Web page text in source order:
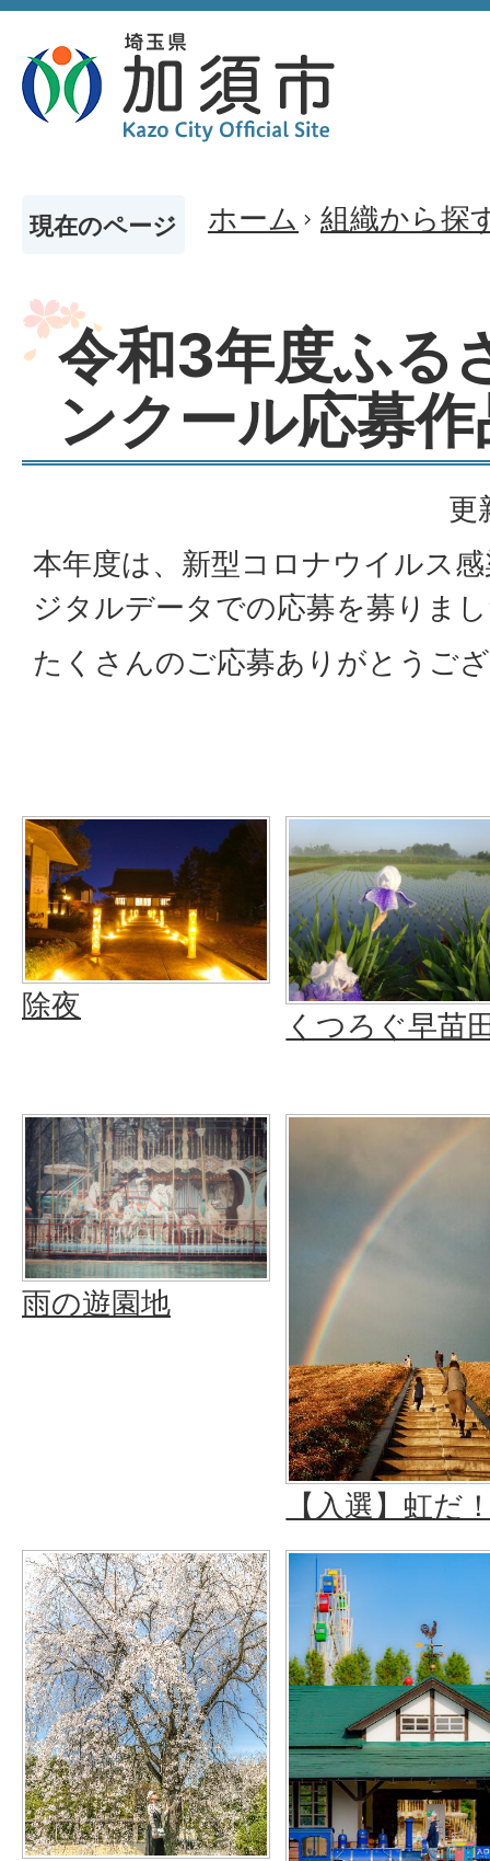
現在のページ ホーム 組織から探
令和3年度ふる
ンクール応募
更
本年度は、新型コロナウイルス
ジタルデータでの応募を募りま
たくさんのご応募ありがとうご
除夜
くつろぐ早苗
雨の遊園地
【入選】虹だ